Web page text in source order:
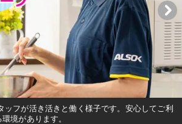
ッフが活き活きと働く様子です。安心してご利
境があります。